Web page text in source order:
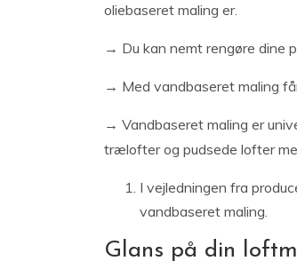
oliebaseret maling er.
→ Du kan nemt rengøre dine
→ Med vandbaseret maling
→ Vandbaseret maling er
trælofter og pudsede lofter
I vejledningen fra
vandbaseret maling.
Glans på din